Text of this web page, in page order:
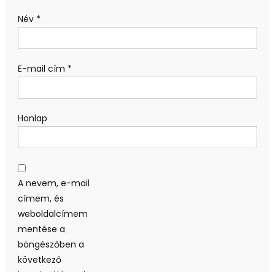
Név *
E-mail cím *
Honlap
A nevem, e-mail
címem, és
weboldalcímem
mentése a
böngészőben a
következő